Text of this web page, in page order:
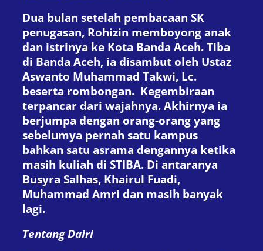
Dua bulan setelah pembacaan SK
penugasan, Rohizin memboyong anak
dan istrinya ke Kota Banda Aceh. Tiba
di Banda Aceh, ia disambut oleh Ustaz
Aswanto Muhammad Takwi, Lc.
beserta rombongan. Kegembiraan
terpancar dari wajahnya. Akhirnya ia
berjumpa dengan orang-orang yang
sebelumya pernah satu kampus
bahkan satu asrama dengannya ketika
masih kuliah di STIBA. Di antaranya
Busyra Salhas, Khairul Fuadi,
Muhammad Amri dan masih banyak
lagi.
Tentang Dairi